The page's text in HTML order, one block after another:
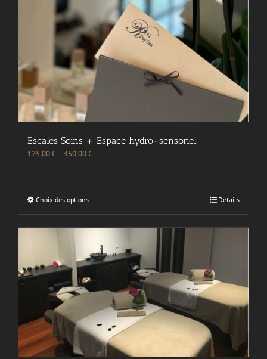
Escales Soins + Espace hydro-sensoriel
125,00€– 450,00€
Choix des options Détails